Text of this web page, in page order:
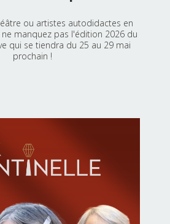
ou artistes autodidactes en
manquez pas l'édition 2026 du
qui se tiendra du 25 au 29 mai
prochain !